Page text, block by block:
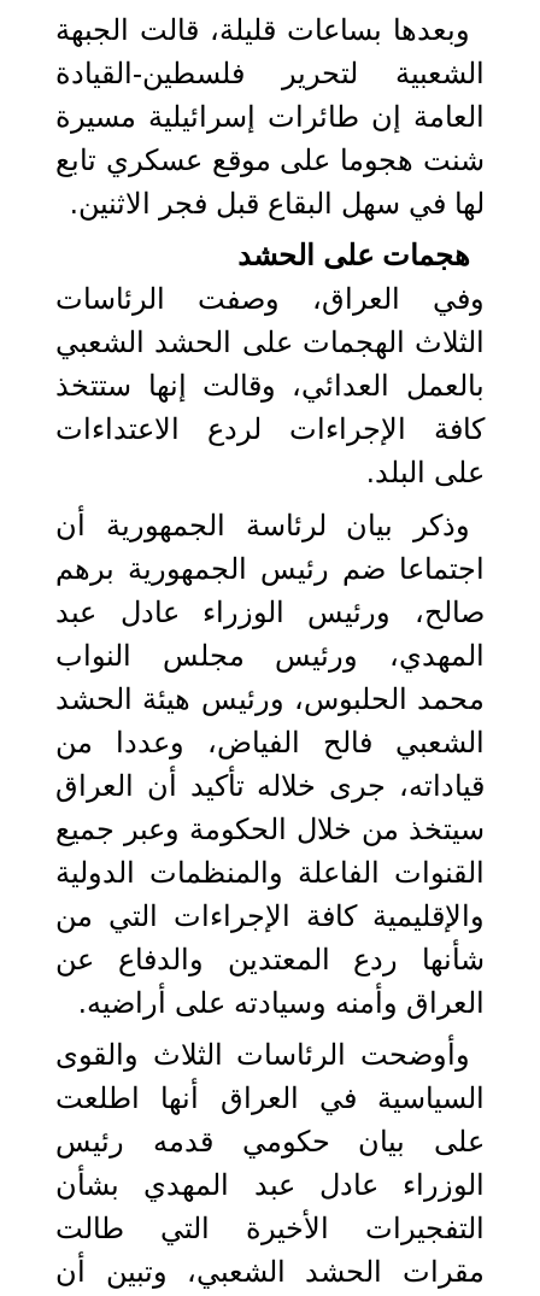
وبعدها بساعات قليلة، قالت الجبهة
الشعبية لتحرير فلسطين-القيادة
العامة إن طائرات إسرائيلية مسيرة
شنت هجوما على موقع عسكري تابع
لها في سهل البقاع قبل فجر الاثنين.
هجمات على الحشد
وفي العراق، وصفت الرئاسات
الثلاث الهجمات على الحشد الشعبي
بالعمل العدائي، وقالت إنها ستتخذ
كافة الإجراءات لردع الاعتداءات
على البلد.
وذكر بيان لرئاسة الجمهورية أن
اجتماعا ضم رئيس الجمهورية برهم
صالح، ورئيس الوزراء عادل عبد
المهدي، ورئيس مجلس النواب
محمد الحلبوس، ورئيس هيئة الحشد
الشعبي فالح الفياض، وعددا من
قياداته، جرى خلاله تأكيد أن العراق
سيتخذ من خلال الحكومة وعبر جميع
القنوات الفاعلة والمنظمات الدولية
والإقليمية كافة الإجراءات التي من
شأنها ردع المعتدين والدفاع عن
العراق وأمنه وسيادته على أراضيه.
وأوضحت الرئاسات الثلاث والقوى
السياسية في العراق أنها اطلعت
على بيان حكومي قدمه رئيس
الوزراء عادل عبد المهدي بشأن
التفجيرات الأخيرة التي طالت
مقرات الحشد الشعبي، وتبين أن